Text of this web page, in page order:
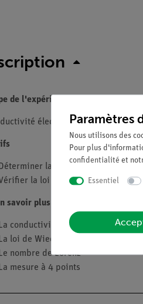
de l'expérience
électrique du cuivre et de
Déterminer la conductivité
la loi de Wiedmann-Franz.
savoir plus sur ...
La conductivité électrique
La loi de Wiedmann-Franz
Le nombre de Lorenz
La mesure à 4 points
Paramètres
Nous utilisons des
Pour plus
confidentialité et
Essentiel